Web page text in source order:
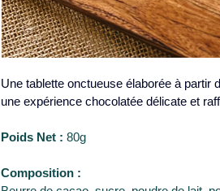
Une tablette onctueuse élaborée à partir
une expérience chocolatée délicate et
Poids Net : 80g
Composition :